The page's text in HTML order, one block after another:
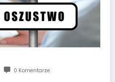
0 Komentarze